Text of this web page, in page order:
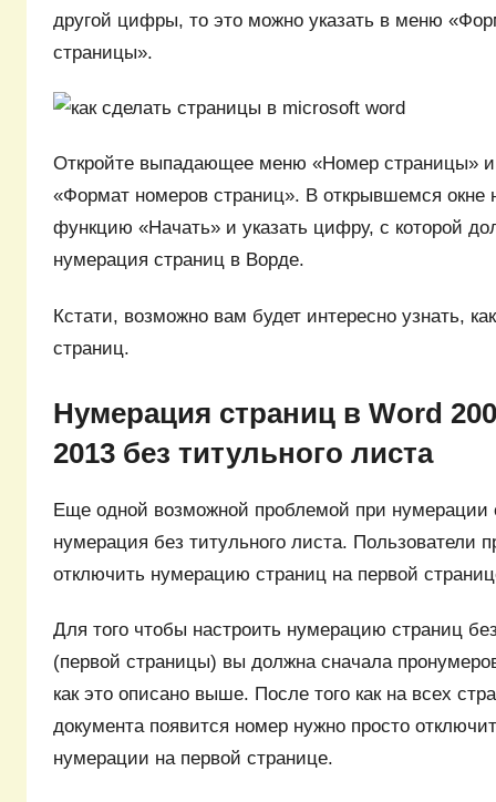
другой цифры, то это можно указать в меню
страницы».
Откройте выпадающее меню «Номер страницы» и
«Формат номеров страниц». В открывшемся окне
функцию «Начать» и указать цифру, с которой
нумерация страниц в Ворде.
Кстати, возможно вам будет интересно узнать,
страниц.
Нумерация страниц в Word
2013 без титульного листа
Еще одной возможной проблемой при нумерации
нумерация без титульного листа. Пользователи
отключить нумерацию страниц на первой
Для того чтобы настроить нумерацию страниц
(первой страницы) вы должна сначала
как это описано выше. После того как на всех
документа появится номер нужно просто
нумерации на первой странице.